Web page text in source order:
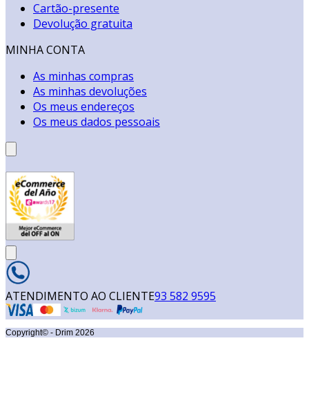
Cartão-presente
Devolução gratuita
MINHA CONTA
As minhas compras
As minhas devoluções
Os meus endereços
Os meus dados pessoais
ATENDIMENTO AO CLIENTE93 582 9595
Copyright© - Drim 2026